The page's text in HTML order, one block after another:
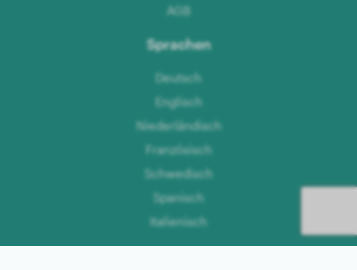
AGB
Sprachen
Deutsch
Englisch
Niederländisch
Französisch
Schwedisch
Spanisch
Italienisch